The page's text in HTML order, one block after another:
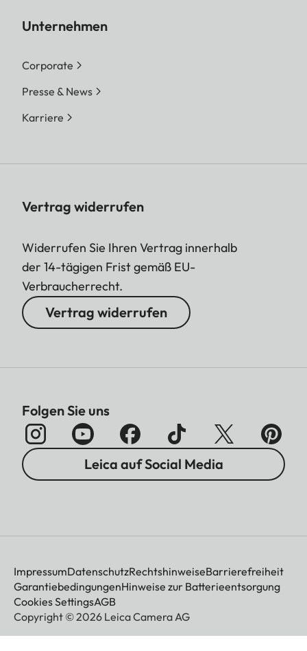
Unternehmen
Corporate
Presse & News
Karriere
Vertrag widerrufen
Widerrufen Sie Ihren Vertrag innerhalb
der 14-tägigen Frist gemäß EU-
Verbraucherrecht.
Vertrag widerrufen
Folgen Sie uns
Leica auf Social Media
ImpressumDatenschutzRechtshinweiseBarrierefreiheit
GarantiebedingungenHinweise zur Batterieentsorgung
Cookies SettingsAGB
Copyright © 2026 Leica Camera AG